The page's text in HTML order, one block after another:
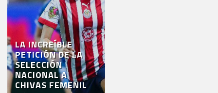
LA INCREÍBLE
PETICIÓN DE LA
SELECCIÓN
NACIONAL A
CHIVAS FEMENIL